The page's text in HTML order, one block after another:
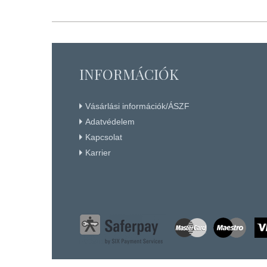
INFORMÁCIÓK
Vásárlási információk/ÁSZF
Adatvédelem
Kapcsolat
Karrier